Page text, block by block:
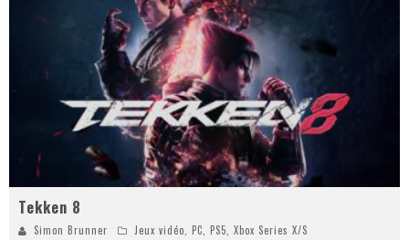
Tekken 8
Simon Brunner Jeux vidéo PC PS5 Xbox Series X/S